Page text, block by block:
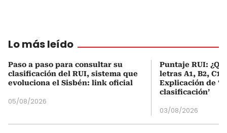
Lo más leído
Paso a paso para consultar su
clasificación del RUI, sistema que
evoluciona el Sisbén: link oficial
05/08/2026
Puntaje RUI:
letras A1, B2, C1
Explicación de
clasificación’
03/08/2026